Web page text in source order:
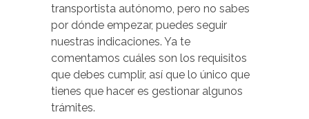
transportista autónomo, pero no sabes
por dónde empezar, puedes seguir
nuestras indicaciones. Ya te
comentamos cuáles son los requisitos
que debes cumplir, así que lo único que
tienes que hacer es gestionar algunos
trámites.